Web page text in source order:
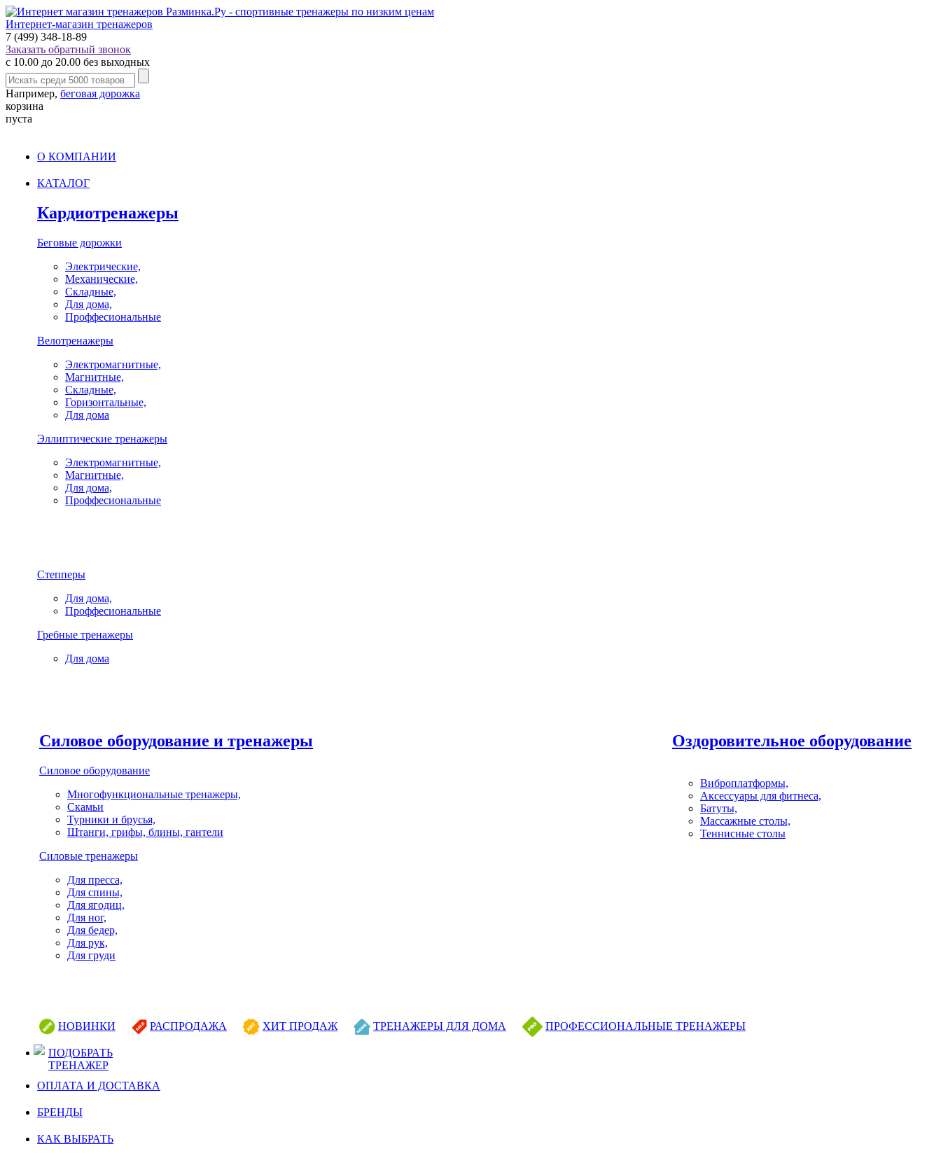
Интернет-магазин тренажеров
7 (499) 348-18-89
Заказать обратный звонок
с 10.00 до 20.00 без выходных
Например, беговая дорожка
корзина
пуста
О КОМПАНИИ
КАТАЛОГ
Кардиотренажеры
Беговые дорожки
Электрические,
Механические,
Складные,
Для дома,
Проффесиональные
Велотренажеры
Электромагнитные,
Магнитные,
Складные,
Горизонтальные,
Для дома
Эллиптические тренажеры
Электромагнитные,
Магнитные,
Для дома,
Проффесиональные
Степперы
Для дома,
Проффесиональные
Гребные тренажеры
Для дома
Силовое оборудование и тренажеры
Силовое оборудование
Многофункциональные тренажеры,
Скамьи
Турники и брусья,
Штанги, грифы, блины, гантели
Силовые тренажеры
Для пресса,
Для спины,
Для ягодиц,
Для ног,
Для бедер,
Для рук,
Для груди
Оздоровительное оборудование
Виброплатформы,
Аксессуары для фитнеса,
Батуты,
Массажные столы,
Теннисные столы
НОВИНКИ РАСПРОДАЖА ХИТ ПРОДАЖ ТРЕНАЖЕРЫ ДЛЯ ДОМА ПРОФЕССИОНАЛЬНЫЕ ТРЕНАЖЕРЫ
ПОДОБРАТЬ
ТРЕНАЖЕР
ОПЛАТА И ДОСТАВКА
БРЕНДЫ
КАК ВЫБРАТЬ